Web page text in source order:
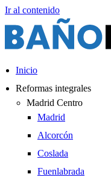
Ir al contenido
Inicio
Reformas integrales
Madrid Centro
Madrid
Alcorcón
Coslada
Fuenlabrada